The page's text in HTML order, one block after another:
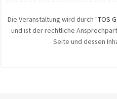
Die Veranstaltung wird durch "TOS
und ist der rechtliche
Seite und dessen